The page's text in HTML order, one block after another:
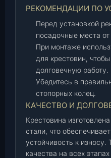
г
2
1
1
-
2
РЕКОМЕНДАЦИИ ПО
Перед установкой
посадочные места
При монтаже
для крестовин,
долговечную работу.
Убедитесь в
стопорных колец.
КАЧЕСТВО И
Крестовина
стали, что
устойчивость к износу.
качества на всех